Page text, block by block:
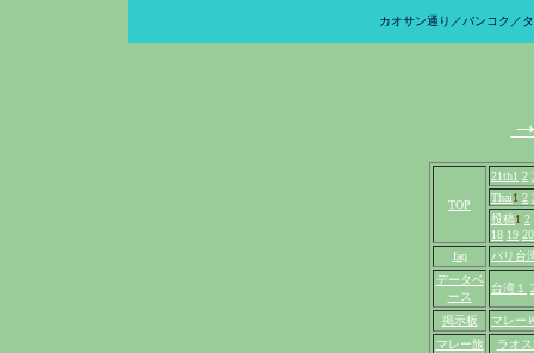
カオサン通り／バンコク／
TOP
21th1 2
Thai1 2
投稿1 2
18 19 20
faq
バリ台
データベ
ース
台湾１
掲示板
マレー
マレー旅
ラオ